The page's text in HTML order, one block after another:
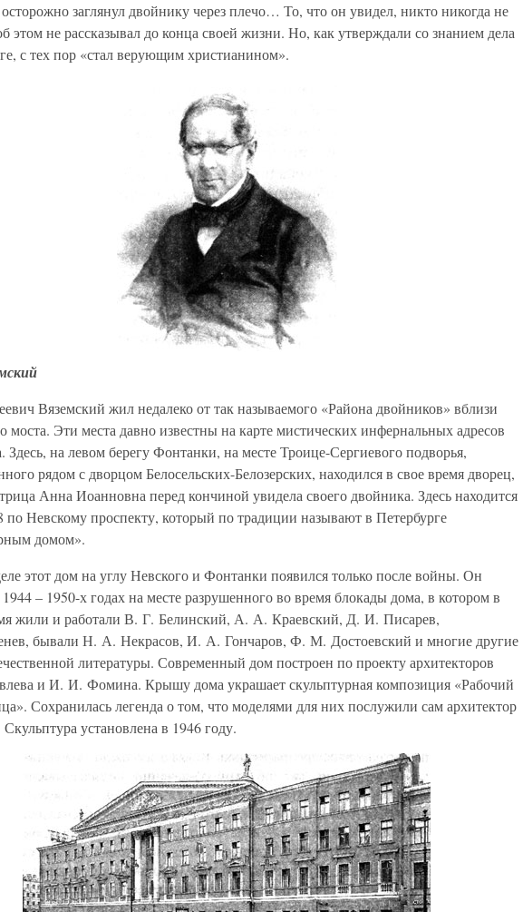
заглянул двойнику через плечо… То, что он увидел, никто никогда не
этом не рассказывал до конца своей жизни. Но, как утверждали со знанием дела
с тех пор «стал верующим христианином».
Вяземский жил недалеко от так называемого «Района двойников» вблизи
моста. Эти места давно известны на карте мистических инфернальных адресов
Здесь, на левом берегу Фонтанки, на месте Троице-Сергиевого подворья,
рядом с дворцом Белосельских-Белозерских, находился в свое время дворец,
Анна Иоанновна перед кончиной увидела своего двойника. Здесь находится
Невскому проспекту, который по традиции называют в Петербурге
домом».
этот дом на углу Невского и Фонтанки появился только после войны. Он
– 1950-х годах на месте разрушенного во время блокады дома, в котором в
жили и работали В. Г. Белинский, А. А. Краевский, Д. И. Писарев,
бывали Н. А. Некрасов, И. А. Гончаров, Ф. М. Достоевский и многие другие
литературы. Современный дом построен по проекту архитекторов
и И. И. Фомина. Крышу дома украшает скульптурная композиция «Рабочий
Сохранилась легенда о том, что моделями для них послужили сам архитектор
установлена в 1946 году.